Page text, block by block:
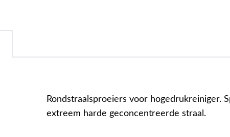
Rondstraalsproeiers voor hogedrukreiniger.
extreem harde geconcentreerde straal.